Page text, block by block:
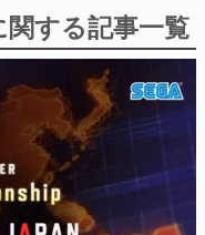
ける主要なトピック・タイト
インタビューや識者による
望できる決定版！
リエイターの青春〜
で知られるマンガ家・田中圭
ートマンガです。
ームの魅力を画面や操作の
く、硬派で骨太な評論連載